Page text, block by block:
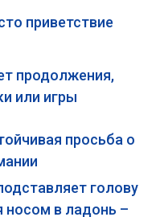
приветствие
продолжения,
или игры
просьба о
голову
носом в ладонь –